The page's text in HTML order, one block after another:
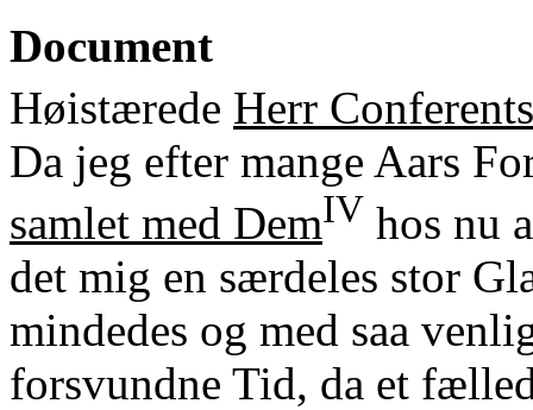
Document
Høistærede Herr
Da jeg efter mange Aars
samlet med DemIV hos nu
det mig en særdeles stor
mindedes og med saa
forsvundne Tid, da et